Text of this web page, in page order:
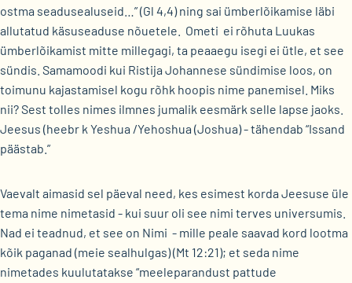
ostma seadusealuseid…” (Gl 4,4) ning sai ümberlõikamise läbi
allutatud käsuseaduse nõuetele. Ometi ei rõhuta Luukas
ümberlõikamist mitte millegagi, ta peaaegu isegi ei ütle, et see
sündis. Samamoodi kui Ristija Johannese sündimise loos, on
toimunu kajastamisel kogu rõhk hoopis nime panemisel. Miks
nii? Sest tolles nimes ilmnes jumalik eesmärk selle lapse jaoks.
Jeesus (heebr k Yeshua /Yehoshua (Joshua) - tähendab “Issand
päästab.”
Vaevalt aimasid sel päeval need, kes esimest korda Jeesuse üle
tema nime nimetasid - kui suur oli see nimi terves universumis.
Nad ei teadnud, et see on Nimi - mille peale saavad kord lootma
kõik paganad (meie sealhulgas) (Mt 12:21); et seda nime
nimetades kuulutatakse “meeleparandust pattude